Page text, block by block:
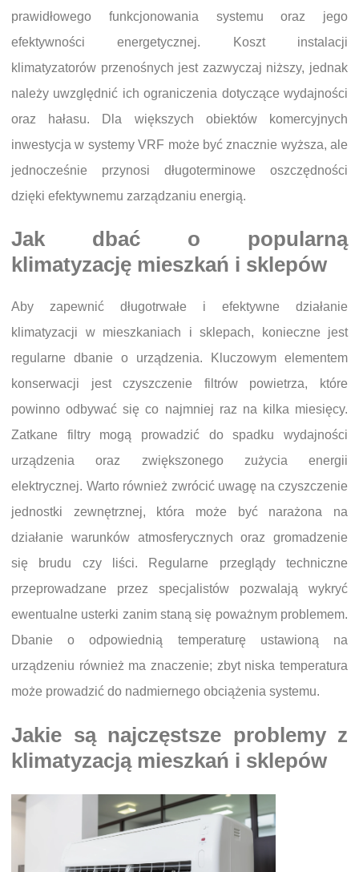
prawidłowego funkcjonowania systemu oraz jego
efektywności energetycznej. Koszt instalacji
klimatyzatorów przenośnych jest zazwyczaj niższy, jednak
należy uwzględnić ich ograniczenia dotyczące wydajności
oraz hałasu. Dla większych obiektów komercyjnych
inwestycja w systemy VRF może być znacznie wyższa, ale
jednocześnie przynosi długoterminowe oszczędności
dzięki efektywnemu zarządzaniu energią.
Jak dbać o popularną
klimatyzację mieszkań i sklepów
Aby zapewnić długotrwałe i efektywne działanie
klimatyzacji w mieszkaniach i sklepach, konieczne jest
regularne dbanie o urządzenia. Kluczowym elementem
konserwacji jest czyszczenie filtrów powietrza, które
powinno odbywać się co najmniej raz na kilka miesięcy.
Zatkane filtry mogą prowadzić do spadku wydajności
urządzenia oraz zwiększonego zużycia energii
elektrycznej. Warto również zwrócić uwagę na czyszczenie
jednostki zewnętrznej, która może być narażona na
działanie warunków atmosferycznych oraz gromadzenie
się brudu czy liści. Regularne przeglądy techniczne
przeprowadzane przez specjalistów pozwalają wykryć
ewentualne usterki zanim staną się poważnym problemem.
Dbanie o odpowiednią temperaturę ustawioną na
urządzeniu również ma znaczenie; zbyt niska temperatura
może prowadzić do nadmiernego obciążenia systemu.
Jakie są najczęstsze problemy z
klimatyzacją mieszkań i sklepów